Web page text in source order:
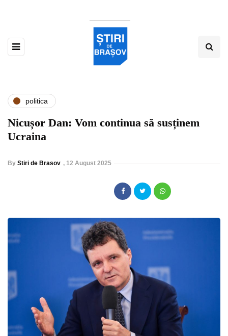
politica
Nicușor Dan: Vom continua să susținem
Ucraina
By Stiri de Brasov , 12 August 2025